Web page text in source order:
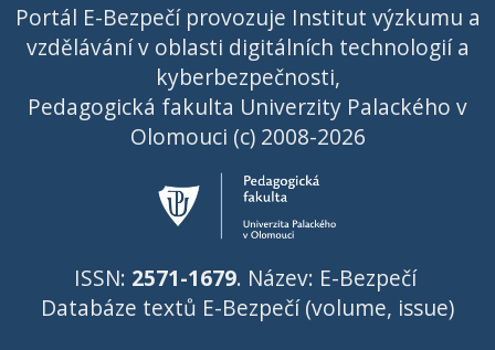
Portál E-Bezpečí provozuje Institut výzkumu a
vzdělávání v oblasti digitálních technologií a
kyberbezpečnosti,
Pedagogická fakulta Univerzity Palackého v
Olomouci (c) 2008-2026
ISSN: 2571-1679. Název: E-Bezpečí
Databáze textů E-Bezpečí (volume, issue)